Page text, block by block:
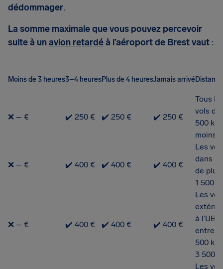
dédommager.
La somme maximale que vous pouvez percevoir
suite à unavion retardéà l’aéroport de Brest vaut :
Moins de 3 heures3–4 heuresPlus de 4 heuresJamais arrivéDistance
❌ – € ✔️ 250 € ✔️ 250 € ✔️ 250 €
Tous
vols de
500 km
moins
❌ – € ✔️ 400 € ✔️ 400 € ✔️ 400 €
Les
dans
de plus
1 500
❌ – € ✔️ 400 € ✔️ 400 € ✔️ 400 €
Les
à l’UE
entre 1
500
3 500
Les